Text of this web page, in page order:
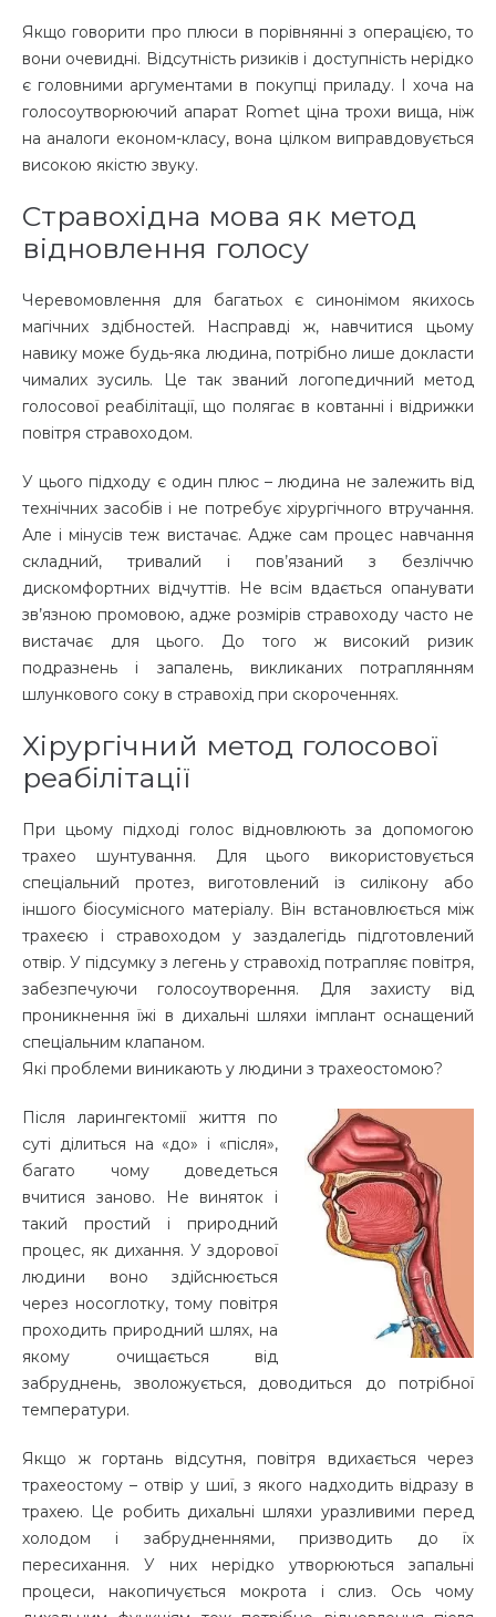
Якщо говорити про плюси в порівнянні з операцією, то
вони очевидні. Відсутність ризиків і доступність нерідко
є головними аргументами в покупці приладу. І хоча на
голосоутворюючий апарат Romet ціна трохи вища, ніж
на аналоги економ-класу, вона цілком виправдовується
високою якістю звуку.
Стравохідна мова як метод
відновлення голосу
Черевомовлення для багатьох є синонімом якихось
магічних здібностей. Насправді ж, навчитися цьому
навику може будь-яка людина, потрібно лише докласти
чималих зусиль. Це так званий логопедичний метод
голосової реабілітації, що полягає в ковтанні і відрижки
повітря стравоходом.
У цього підходу є один плюс – людина не залежить від
технічних засобів і не потребує хірургічного втручання.
Але і мінусів теж вистачає. Адже сам процес навчання
складний, тривалий і пов’язаний з безліччю
дискомфортних відчуттів. Не всім вдається опанувати
зв’язною промовою, адже розмірів стравоходу часто не
вистачає для цього. До того ж високий ризик
подразнень і запалень, викликаних потраплянням
шлункового соку в стравохід при скороченнях.
Хірургічний метод голосової
реабілітації
При цьому підході голос відновлюють за допомогою
трахео шунтування. Для цього використовується
спеціальний протез, виготовлений із силікону або
іншого біосумісного матеріалу. Він встановлюється між
трахеєю і стравоходом у заздалегідь підготовлений
отвір. У підсумку з легень у стравохід потрапляє повітря,
забезпечуючи голосоутворення. Для захисту від
проникнення їжі в дихальні шляхи імплант оснащений
спеціальним клапаном.
Які проблеми виникають у людини з трахеостомою?
Після ларингектомії життя по
суті ділиться на «до» і «після»,
багато чому доведеться
вчитися заново. Не виняток і
такий простий і природний
процес, як дихання. У здорової
людини воно здійснюється
через носоглотку, тому повітря
проходить природний шлях, на
якому очищається від
забруднень, зволожується, доводиться до потрібної
температури.
Якщо ж гортань відсутня, повітря вдихається через
трахеостому – отвір у шиї, з якого надходить відразу в
трахею. Це робить дихальні шляхи уразливими перед
холодом і забрудненнями, призводить до їх
пересихання. У них нерідко утворюються запальні
процеси, накопичується мокрота і слиз. Ось чому